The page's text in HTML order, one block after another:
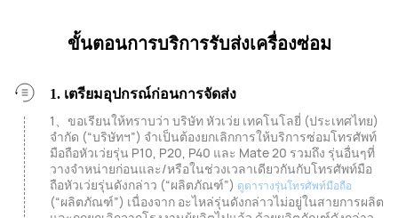
ขั้นตอนการบริการรับส่งเครื่องซ่อม
1. เตรียมอุปกรณ์ก่อนการจัดส่ง
1、ขอเรียนให้ทราบว่า บริษัท หัวเว่ย เทคโนโลยี่ (ประเทศไทย)
จำกัด (“บริษัทฯ”) จำเป็นต้องยกเลิกการให้บริการซ่อมโทรศัพท์
มือถือหัวเว่ยรุ่น P10, P20, P40 และ Mate 20 รวมถึง รุ่นอื่นๆที่
วางจำหน่ายก่อนและ/หรือในช่วงเวลาเดียวกันกับโทรศัพท์มือ
ถือหัวเว่ยรุ่นดังกล่าว (“ผลิตภัณฑ์”) ดูตารางรุ่นโทรศัพท์มือถือ
(“ผลิตภัณฑ์”) เนื่องจาก อะไหล่รุ่นดังกล่าวไม่อยู่ในสายการผลิต